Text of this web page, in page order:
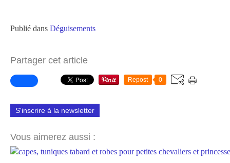
Publié dans Déguisements
Partager cet article
Repost 0
S'inscrire à la newsletter
Vous aimerez aussi :